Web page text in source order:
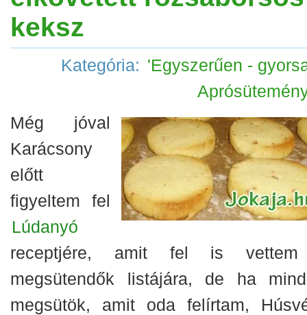
keksz
Kategória: 'Egyszerűen -
Még jóval
Karácsony
előtt
figyeltem fel
Lúdanyó
receptjére, amit fel is
megsütendők listájára, de ha
megsütök, amit oda felírtam,